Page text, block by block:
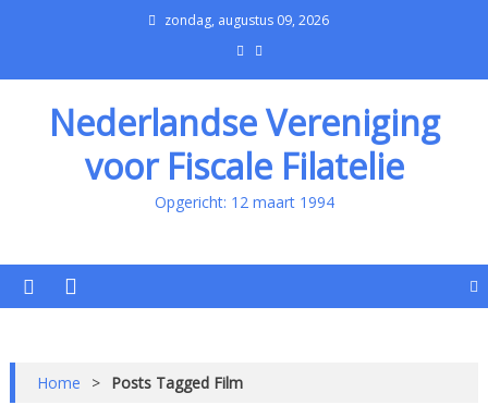
zondag, augustus 09, 2026
Nederlandse Vereniging
voor Fiscale Filatelie
Opgericht: 12 maart 1994
Home > Posts Tagged Film